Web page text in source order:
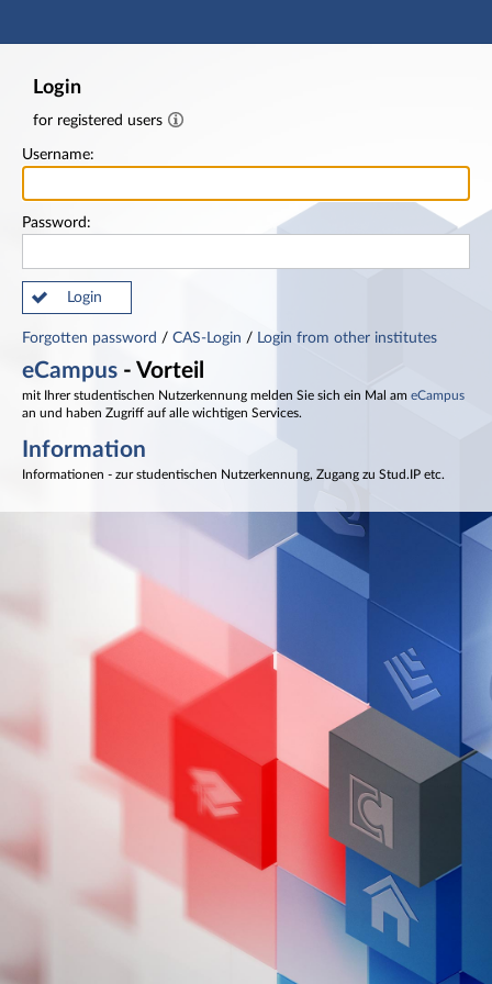
Main navigation
Login
for registered users
Username:
Password:
Login
Forgotten password / CAS-Login / Login from other institutes
eCampus - Vorteil
mit Ihrer studentischen Nutzerkennung melden Sie sich ein Mal am eCampus
an und haben Zugriff auf alle wichtigen Services.
Information
Informationen - zur studentischen Nutzerkennung, Zugang zu Stud.IP etc.